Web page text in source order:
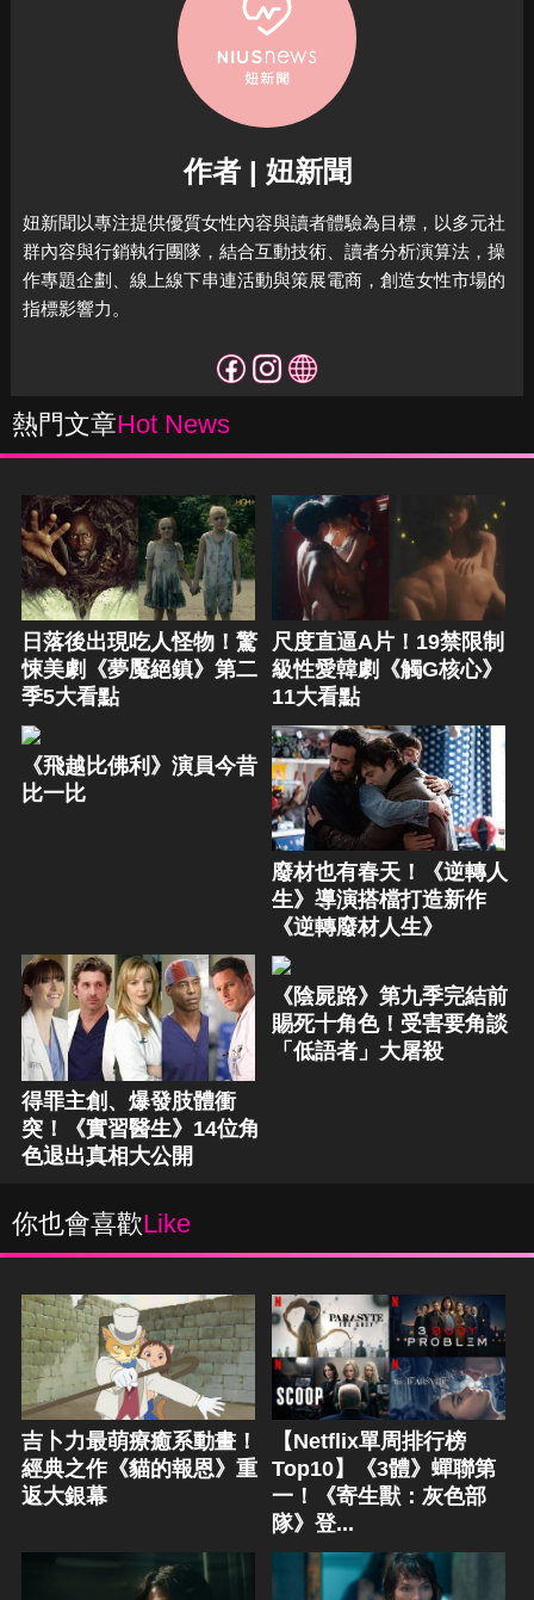
作者 | 妞新聞
妞新聞以專注提供優質女性內容與讀者體驗為目標， 以多元社
群內容與行銷執行團隊，結合互動技術、讀者分析演算法， 操
作專題企劃、線上線下串連活動與策展電商， 創造女性市場的
指標影響力。
熱門文章Hot News
日落後出現吃人怪物！驚
悚美劇《夢魘絕鎮》第二
季5大看點
尺度直逼A片！19禁限制
級性愛韓劇《觸G核心》
11大看點
《飛越比佛利》演員今昔
比一比
廢材也有春天！《逆轉人
生》導演搭檔打造新作
《逆轉廢材人生》
得罪主創、爆發肢體衝
突！《實習醫生》14位角
色退出真相大公開
《陰屍路》第九季完結前
賜死十角色！受害要角談
「低語者」大屠殺
你也會喜歡Like
吉卜力最萌療癒系動畫！
經典之作《貓的報恩》重
返大銀幕
【Netflix單周排行榜
Top10】《3體》蟬聯第
一！《寄生獸：灰色部
隊》登...